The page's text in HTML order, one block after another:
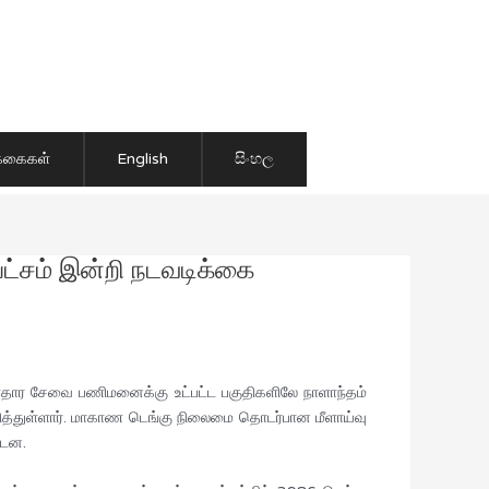
English සිංහල
இன்றி நடவடிக்கை
சேவை பணிமனைக்கு உட்பட்ட பகுதிகளிலே நாளாந்தம்
மாகாண டெங்கு நிலைமை தொடர்பான மீளாய்வு